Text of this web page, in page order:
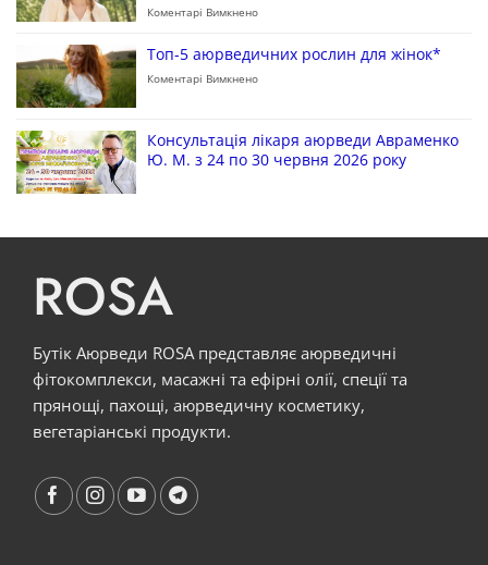
Коментарі Вимкнено
Топ-5 аюрведичних рослин для жінок*
Коментарі Вимкнено
Консультація лікаря аюрведи Авраменко
Ю. М. з 24 по 30 червня 2026 року
ROSA
Бутік Аюрведи ROSA представляє аюрведичні
фітокомплекси, масажні та ефірні олії, спеції та
прянощі, пахощі, аюрведичну косметику,
вегетаріанські продукти.